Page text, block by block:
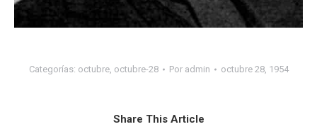
Categorías: octubre, octubre-28 Por admin octubre 28, 1954
Share This Article